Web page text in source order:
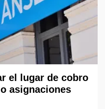
el lugar de cobro
asignaciones